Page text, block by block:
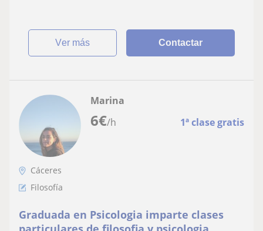
ver más Contactar
6€/h 1ª clase gratis
Marina
Cáceres
Filosofía
Graduada en Psicologia imparte clases